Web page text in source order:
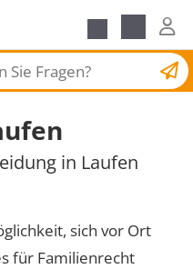
Scheidungsantrag
in Laufen
sich vor Ort
für Familienrecht